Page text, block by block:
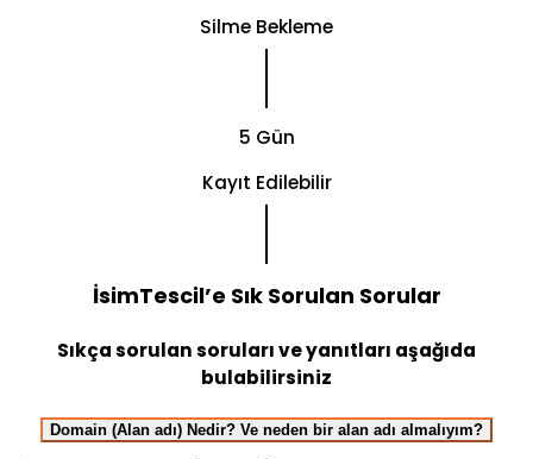
Silme Bekleme
5 Gün
Kayıt Edilebilir
İsimTescil’e Sık Sorulan Sorular
Sıkça sorulan soruları ve yanıtları aşağıda
bulabilirsiniz
Domain (Alan adı) Nedir? Ve neden bir alan adı almalıyım?